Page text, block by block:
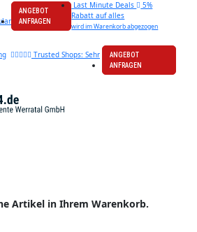
ANGEBOT
ANFRAGEN
Last Minute Deals
5%
Rabatt auf alles
wird im Warenkorb abgezogen
Trusted Shops: Sehr
ANGEBOT
ANFRAGEN
Artikel in Ihrem Warenkorb.